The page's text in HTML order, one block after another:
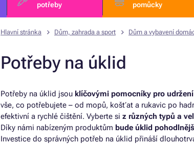
potřeby
pomůcky
Hlavní stránka Dům, zahrada a sport Dům a vybavení
Potřeby na úklid
Potřeby na úklid jsou klíčovými pomocníky pro
vše, co potřebujete – od mopů, košťat a rukavic po
efektivní a rychlé čištění. Vyberte si z různých typů a
Díky námi nabízeným produktům bude úklid
Investice do správných potřeb na úklid přináší